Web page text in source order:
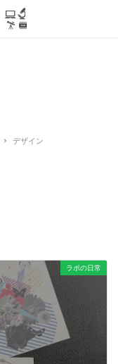
デザイン
ラボの日常